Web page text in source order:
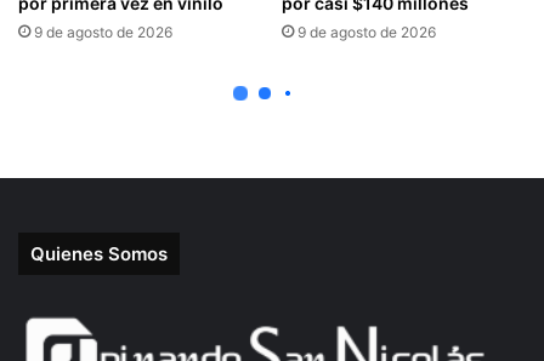
Quienes Somos